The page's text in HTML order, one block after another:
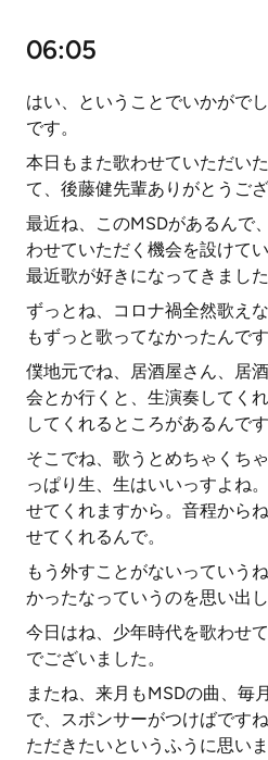
06:05
はい、ということでいかがで
です。
本日もまた歌わせていただい
て、後藤健先輩ありがとうござ
最近ね、このMSDがあるんで
わせていただく機会を設けて
最近歌が好きになってきました
ずっとね、コロナ禍全然歌え
もずっと歌ってなかったんで
僕地元でね、居酒屋さん、居
会とか行くと、生演奏してく
してくれるところがあるんです
そこでね、歌うとめちゃくち
っぱり生、生はいいっすよね
せてくれますから。音程から
せてくれるんで。
もう外すことがないっていう
かったなっていうのを思い出
今日はね、少年時代を歌わせ
でございました。
またね、来月もMSDの曲、毎
で、スポンサーがつけばです
ただきたいというふうに思い